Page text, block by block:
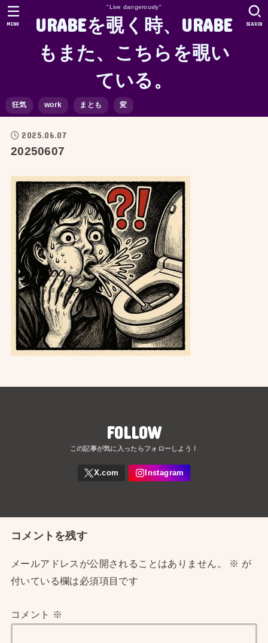
"Live dangerously"
URABEを覗く時、URABE
もまた、こちらを覗い
ている。
狂気 work まとも 変
SEARCH
MENU
2025.06.07
20250607
FOLLOW
コメントを残す
メールアドレスが公開されることはありません。 ※ が
付いている欄は必須項目です
コメント ※